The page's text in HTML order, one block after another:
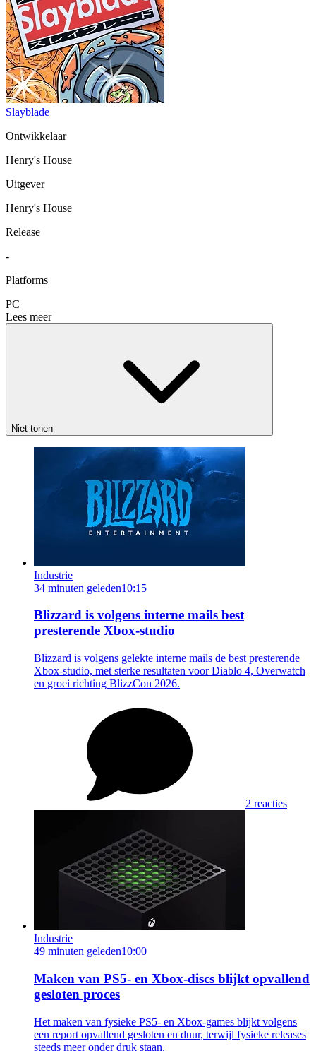
Slayblade
Ontwikkelaar
Henry's House
Uitgever
Henry's House
Release
-
Platforms
PC
Lees meer
Niet tonen
Industrie
34 minuten geleden10:15
Blizzard is volgens interne mails best
presterende Xbox-studio
Blizzard is volgens gelekte interne mails de best presterende
Xbox-studio, met sterke resultaten voor Diablo 4, Overwatch
en groei richting BlizzCon 2026.
2 reacties
Industrie
49 minuten geleden10:00
Maken van PS5- en Xbox-discs blijkt opvallend
gesloten proces
Het maken van fysieke PS5- en Xbox-games blijkt volgens
een report opvallend gesloten en duur, terwijl fysieke releases
steeds meer onder druk staan.